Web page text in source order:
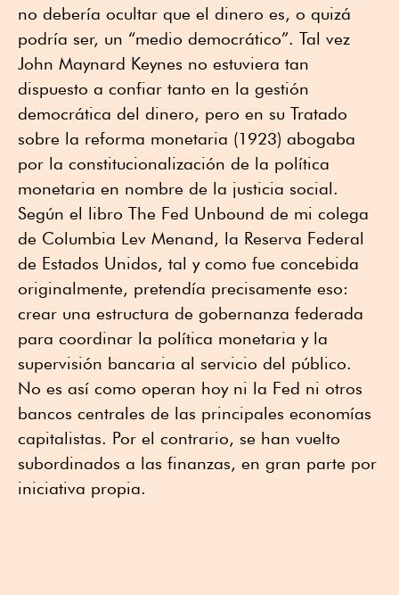
no debería ocultar que el dinero es, o quizá
podría ser, un “medio democrático”. Tal vez
John Maynard Keynes no estuviera tan
dispuesto a confiar tanto en la gestión
democrática del dinero, pero en su Tratado
sobre la reforma monetaria (1923) abogaba
por la constitucionalización de la política
monetaria en nombre de la justicia social.
Según el libro The Fed Unbound de mi colega
de Columbia Lev Menand, la Reserva Federal
de Estados Unidos, tal y como fue concebida
originalmente, pretendía precisamente eso:
crear una estructura de gobernanza federada
para coordinar la política monetaria y la
supervisión bancaria al servicio del público.
No es así como operan hoy ni la Fed ni otros
bancos centrales de las principales economías
capitalistas. Por el contrario, se han vuelto
subordinados a las finanzas, en gran parte por
iniciativa propia.